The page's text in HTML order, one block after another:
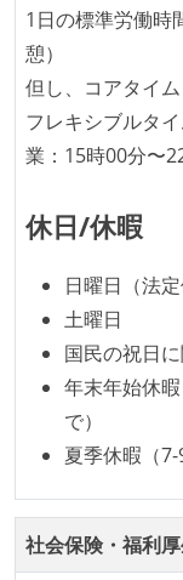
テストの実施度
ほとんどのプ
施している
ほとんどの機
機能の実装と
アジャイル実
1ヶ月以下の
している
イテレーショ
かえりミーテ
継続的なデプ
ワークフロー
全てのコード
1日の標準労働
憩）
但し、コアタイ
フレキシブルタ
業：15時00分〜
休日/休暇
日曜日（法定
土曜日
国民の祝日
年末年始休
で）
夏季休暇（7-
社会保険・福利